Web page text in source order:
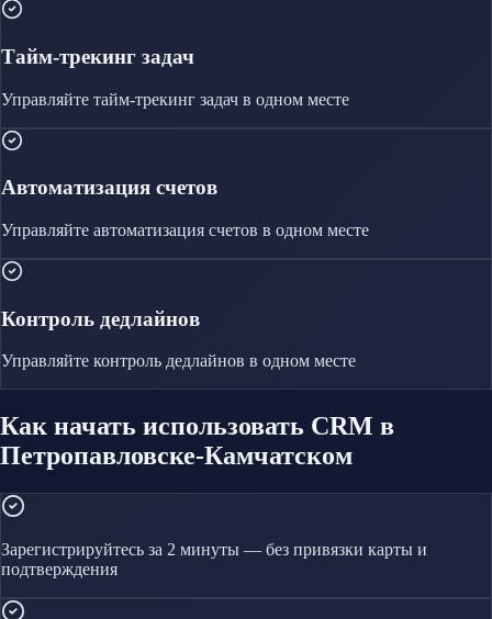
Тайм-трекинг задач
Управляйте тайм-трекинг задач в одном месте
Автоматизация счетов
Управляйте автоматизация счетов в одном месте
Контроль дедлайнов
Управляйте контроль дедлайнов в одном месте
Как начать использовать CRM в
Петропавловске-Камчатском
Зарегистрируйтесь за 2 минуты — без привязки карты и
подтверждения